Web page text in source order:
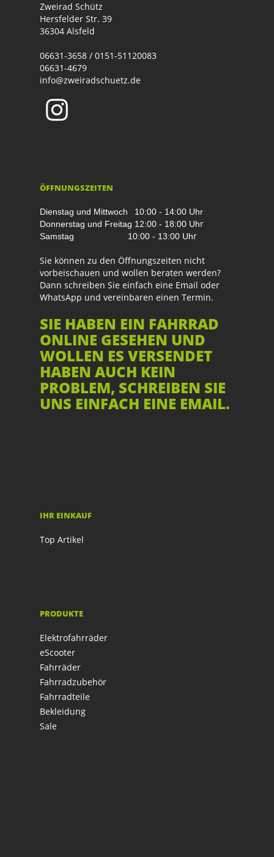
Zweirad Schütz
Hersfelder Str. 39
36304 Alsfeld
06631-3658 / 0151-51120083
06631-4679
info@zweiradschuetz.de
ÖFFNUNGSZEITEN
Dienstag und Mittwoch
10:00 - 14:00 Uhr
Donnerstag und Freitag 12:00 - 18:00 Uhr
Samstag 10:00 - 13:00 Uhr
Sie können zu den Öffnungszeiten nicht
vorbeischauen und wollen beraten werden?
Dann schreiben Sie einfach eine Email oder
WhatsApp und vereinbaren einen Termin.
SIE HABEN EIN FAHRRAD
ONLINE GESEHEN UND
WOLLEN ES VERSENDET
HABEN AUCH KEIN
PROBLEM, SCHREIBEN SIE
UNS EINFACH EINE EMAIL.
IHR EINKAUF
Top Artikel
PRODUKTE
Elektrofahrräder
eScooter
Fahrräder
Fahrradzubehör
Fahrradteile
Bekleidung
Sale